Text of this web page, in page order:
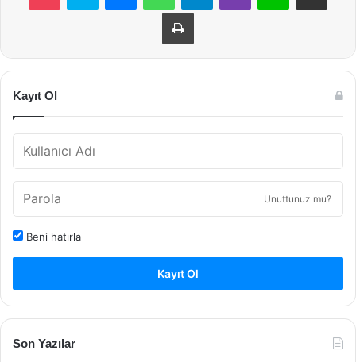
Yazdır
Kayıt Ol
Unuttunuz mu?
Beni hatırla
Kayıt Ol
Son Yazılar